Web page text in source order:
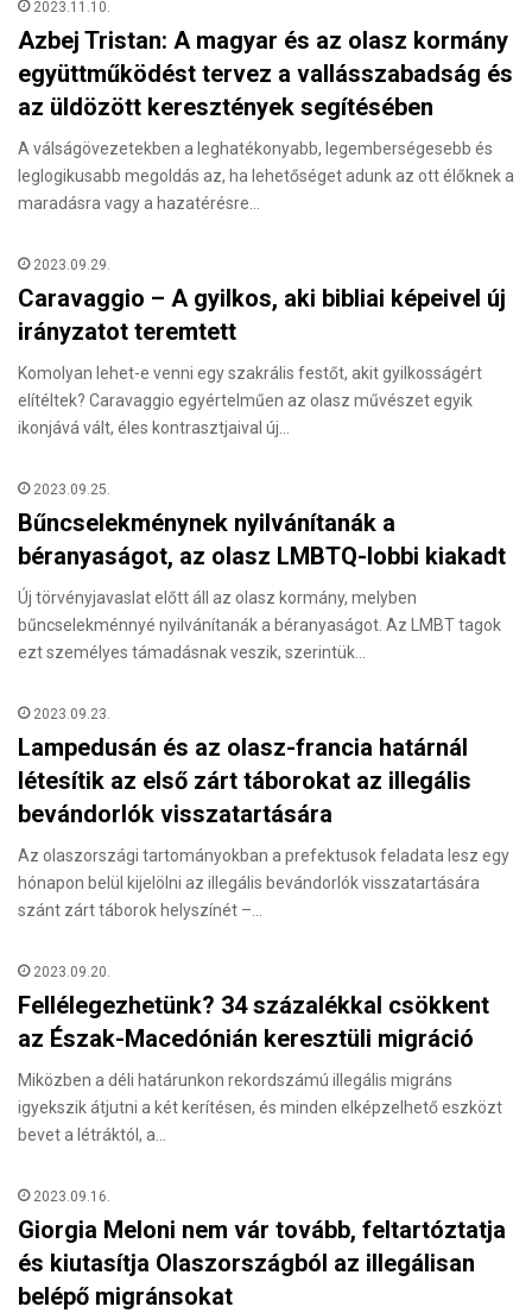
2023.11.10.
Azbej Tristan: A magyar és az olasz kormány
együttműködést tervez a vallásszabadság és
az üldözött keresztények segítésében
A válságövezetekben a leghatékonyabb, legemberségesebb és
leglogikusabb megoldás az, ha lehetőséget adunk az ott élőknek a
maradásra vagy a hazatérésre…
2023.09.29.
Caravaggio – A gyilkos, aki bibliai képeivel új
irányzatot teremtett
Komolyan lehet-e venni egy szakrális festőt, akit gyilkosságért
elítéltek? Caravaggio egyértelműen az olasz művészet egyik
ikonjává vált, éles kontrasztjaival új…
2023.09.25.
Bűncselekménynek nyilvánítanák a
béranyaságot, az olasz LMBTQ-lobbi kiakadt
Új törvényjavaslat előtt áll az olasz kormány, melyben
bűncselekménnyé nyilvánítanák a béranyaságot. Az LMBT tagok
ezt személyes támadásnak veszik, szerintük…
2023.09.23.
Lampedusán és az olasz-francia határnál
létesítik az első zárt táborokat az illegális
bevándorlók visszatartására
Az olaszországi tartományokban a prefektusok feladata lesz egy
hónapon belül kijelölni az illegális bevándorlók visszatartására
szánt zárt táborok helyszínét –…
2023.09.20.
Fellélegezhetünk? 34 százalékkal csökkent
az Észak-Macedónián keresztüli migráció
Miközben a déli határunkon rekordszámú illegális migráns
igyekszik átjutni a két kerítésen, és minden elképzelhető eszközt
bevet a létráktól, a…
2023.09.16.
Giorgia Meloni nem vár tovább, feltartóztatja
és kiutasítja Olaszországból az illegálisan
belépő migránsokat